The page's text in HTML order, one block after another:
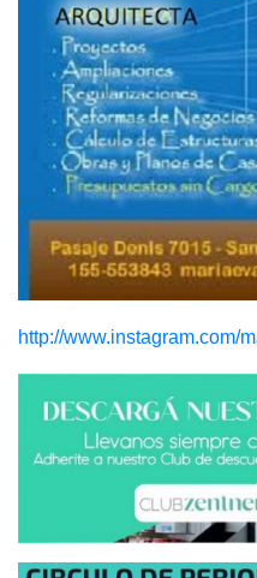
http://www.instagram.com/